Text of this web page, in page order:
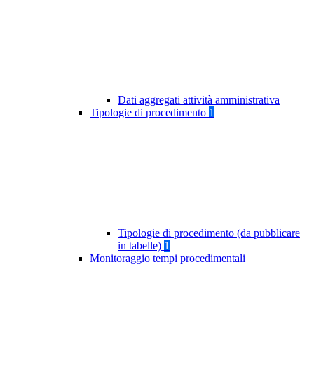
Dati aggregati attività amministrativa
Tipologie di procedimento 1
Tipologie di procedimento (da pubblicare
in tabelle) 1
Monitoraggio tempi procedimentali